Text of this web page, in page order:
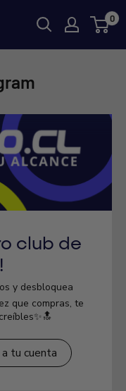
0
club de
y desbloquea
que compras, te
tu cuenta